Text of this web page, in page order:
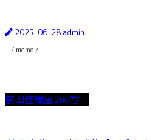
2025-06-28 admin
/ memo /
前田佳織里2nd写...